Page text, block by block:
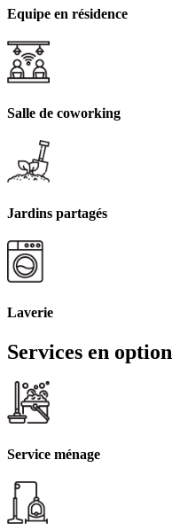
Equipe en résidence
Salle de coworking
Jardins partagés
Laverie
Services en option
Service ménage